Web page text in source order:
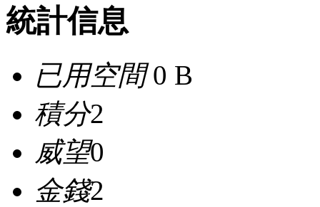
統計信息
已用空間0 B
積分2
威望0
金錢2